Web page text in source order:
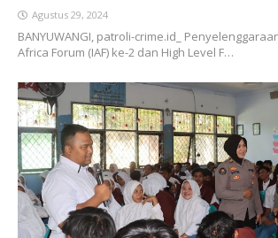
Agustus 29, 2024
BANYUWANGI, patroli-crime.id_
Africa Forum (IAF) ke-2 dan High Level F…